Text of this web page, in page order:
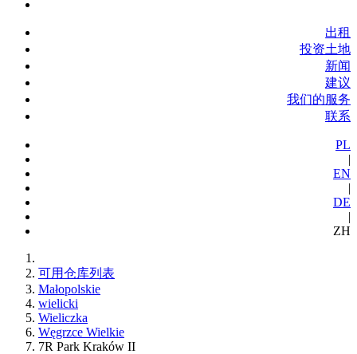
出租
投资土地
新闻
建议
我们的服务
联系
PL
|
EN
|
DE
|
ZH
可用仓库列表
Małopolskie
wielicki
Wieliczka
Węgrzce Wielkie
7R Park Kraków II